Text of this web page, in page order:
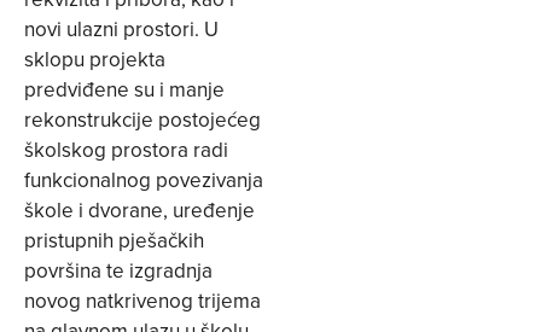
novi ulazni prostori. U
sklopu projekta
predviđene su i manje
rekonstrukcije postojećeg
školskog prostora radi
funkcionalnog povezivanja
škole i dvorane, uređenje
pristupnih pješačkih
površina te izgradnja
novog natkrivenog trijema